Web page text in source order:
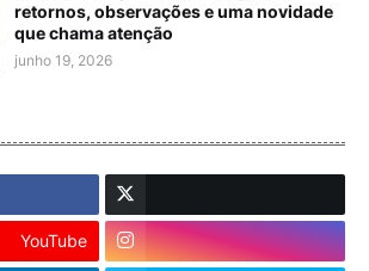
retornos, observações e uma novidade
que chama atenção
junho 19, 2026
YouTube